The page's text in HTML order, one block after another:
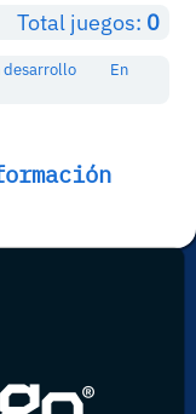
Total juegos: 0
desarrollo
En